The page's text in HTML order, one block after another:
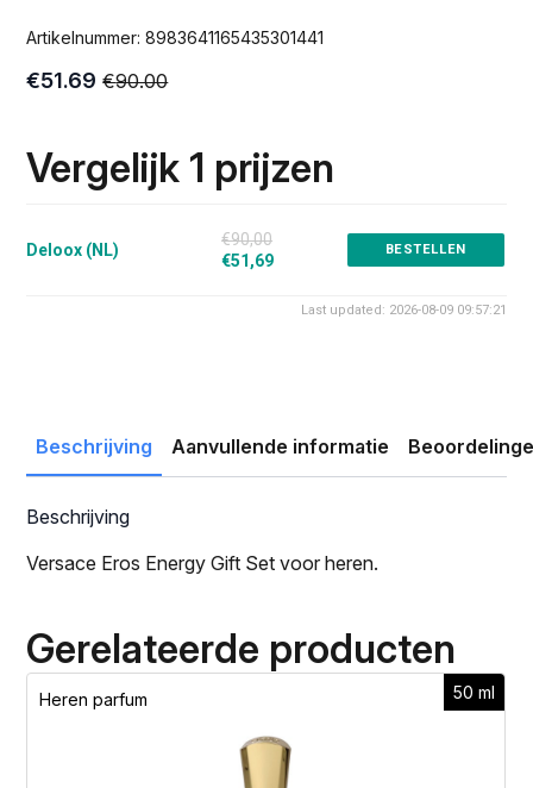
Artikelnummer:8983641165435301441
€90.00
Oorspronkelijke
€90.00.
€51.69
Huidige
€51.69.
Vergelijk 1 prijzen
Deloox (NL)
€90,00
€51,69
BESTELLEN
Last updated: 2026-08-09 09:57:21
Beschrijving Aanvullende informatie
Beschrijving
Versace Eros Energy Gift Set voor heren.
Gerelateerde producten
50 ml
Heren parfum